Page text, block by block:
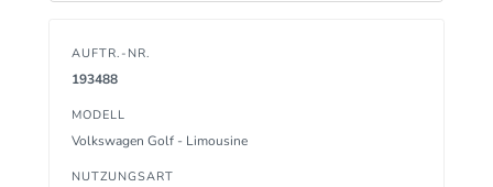
AUFTR.-NR.
193488
MODELL
Volkswagen Golf - Limousine
NUTZUNGSART